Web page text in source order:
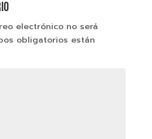
electrónico no será
obligatorios están